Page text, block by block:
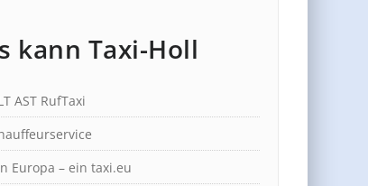
kann Taxi-Holl
AST RufTaxi
Europa – ein taxi.eu